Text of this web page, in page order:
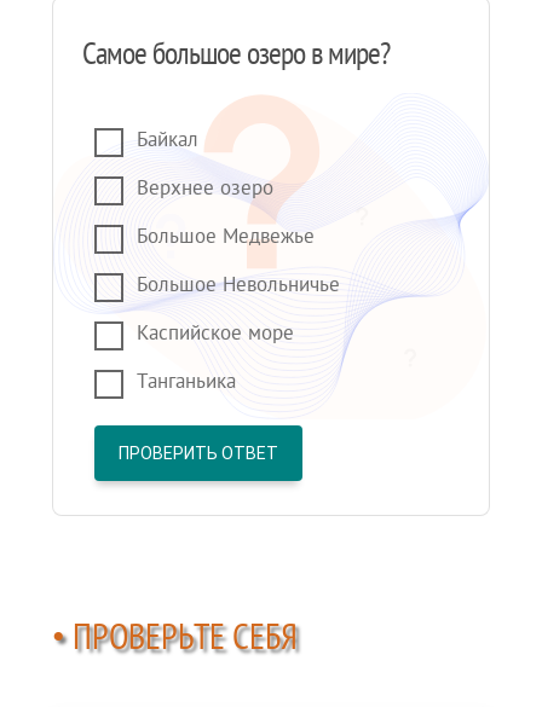
Самое большое озеро в мире?
Байкал
Верхнее озеро
Большое Медвежье
Большое Невольничье
Каспийское море
Танганьика
ПРОВЕРИТЬ ОТВЕТ
• ПРОВЕРЬТЕ СЕБЯ